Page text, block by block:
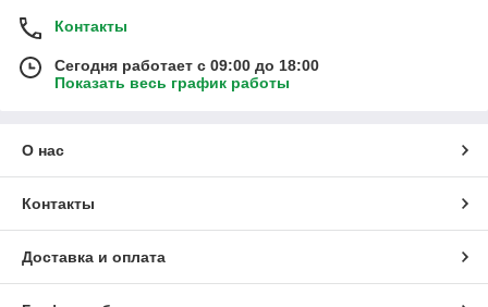
Контакты
Сегодня работает с 09:00 до 18:00
Показать весь график работы
О нас
Контакты
Доставка и оплата